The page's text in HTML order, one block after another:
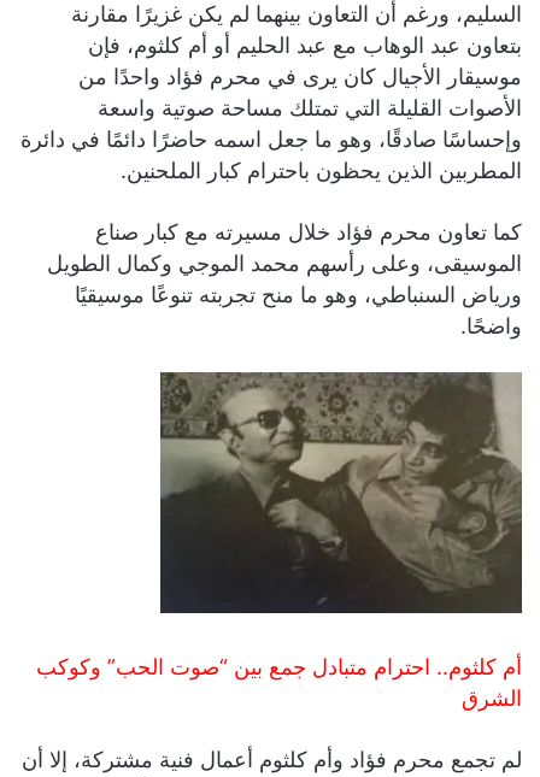
السليم، ورغم أن التعاون بينهما لم يكن غزيرًا مقارنة
بتعاون عبد الوهاب مع عبد الحليم أو أم كلثوم، فإن
موسيقار الأجيال كان يرى في محرم فؤاد واحدًا من
الأصوات القليلة التي تمتلك مساحة صوتية واسعة
وإحساسًا صادقًا، وهو ما جعل اسمه حاضرًا دائمًا في دائرة
المطربين الذين يحظون باحترام كبار الملحنين.
كما تعاون محرم فؤاد خلال مسيرته مع كبار صناع
الموسيقى، وعلى رأسهم محمد الموجي وكمال الطويل
ورياض السنباطي، وهو ما منح تجربته تنوعًا موسيقيًا
واضحًا.
أم كلثوم.. احترام متبادل جمع بين “صوت الحب” وكوكب
الشرق
لم تجمع محرم فؤاد وأم كلثوم أعمال فنية مشتركة، إلا أن